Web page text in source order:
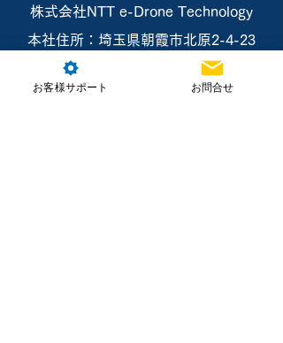
株式会社NTT e-Drone Technology
本社住所：埼玉県朝霞市北原2-4-23
お客様サポート お問合せ